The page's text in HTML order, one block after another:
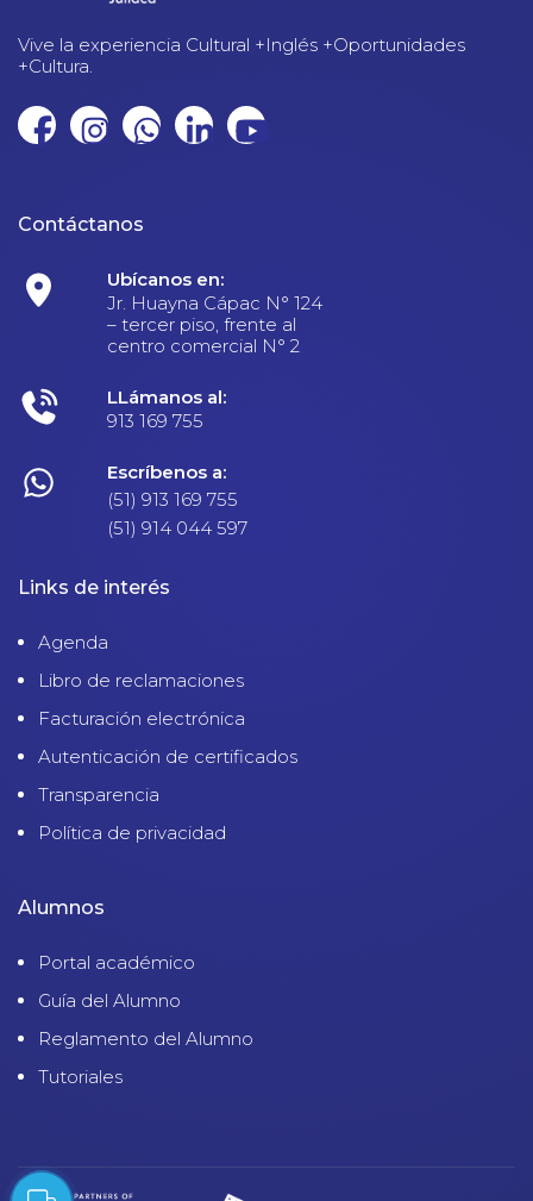
Vive la experiencia Cultural +Inglés +Oportunidades
+Cultura.
Contáctanos
Ubícanos en:
Jr. Huayna Cápac N° 124
– tercer piso, frente al
centro comercial N° 2
LLámanos al:
913 169 755
Escríbenos a:
(51) 913 169 755
(51) 914 044 597
Links de interés
Agenda
Libro de reclamaciones
Facturación electrónica
Autenticación de certificados
Transparencia
Política de privacidad
Alumnos
Portal académico
Guía del Alumno
Reglamento del Alumno
Tutoriales